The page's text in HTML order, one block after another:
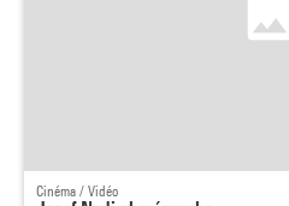
Cinéma / Vidéo